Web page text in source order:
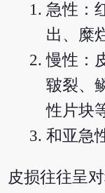
急性：
出、糜
慢性：
皲裂、
性片块
和亚急
皮损往往呈